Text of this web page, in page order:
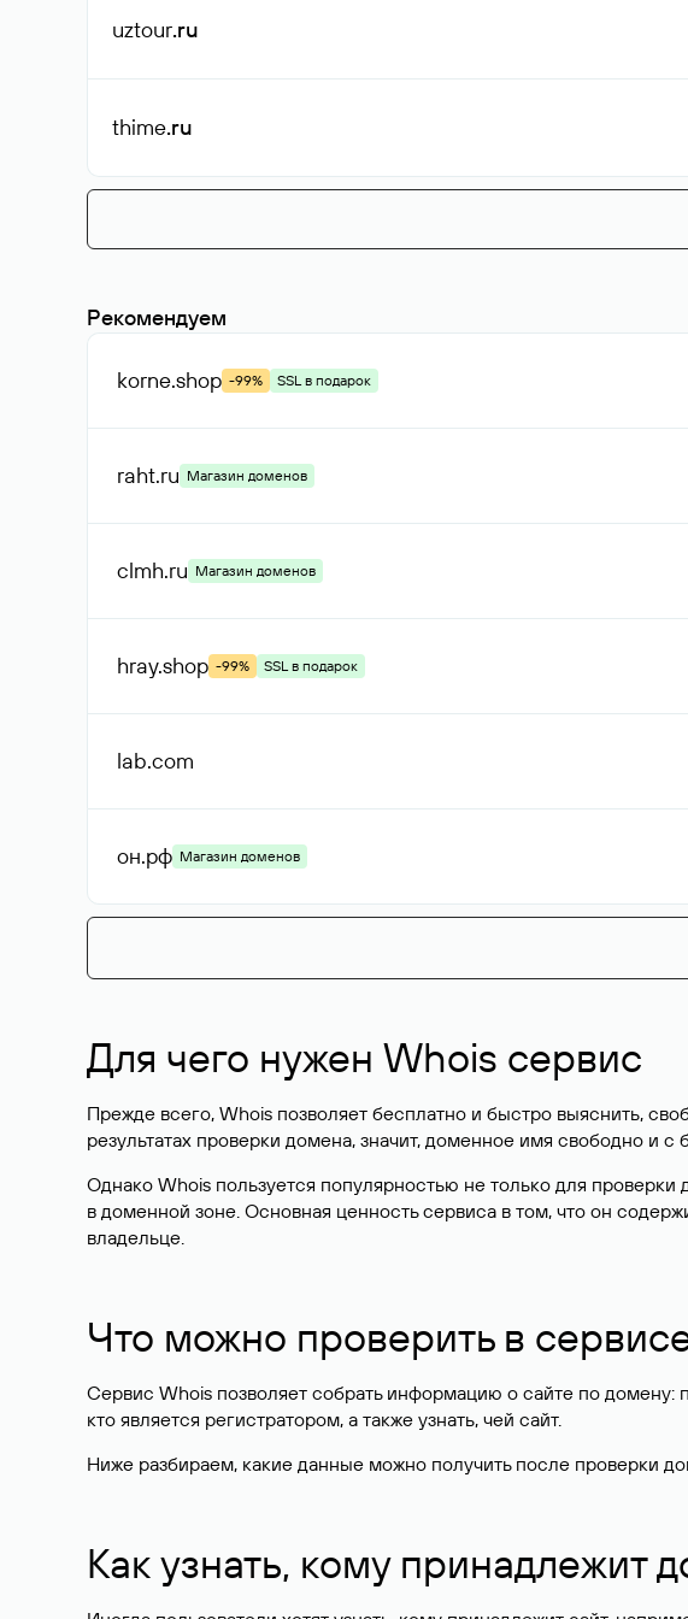
uztour.ru
thime.ru
Рекомендуем
korne.shop -99% SSL в подарок
raht.ru Магазин доменов
clmh.ru Магазин доменов
hray.shop -99% SSL в подарок
lab.com
он.рф Магазин доменов
Для чего нужен Whois сервис
Прежде всего, Whois позволяет бесплатно и быстро выяснить,
результатах проверки домена, значит, доменное имя свободно и
Однако Whois пользуется популярностью не только для
в доменной зоне. Основная ценность сервиса в том, что он
владельце.
Что можно проверить в
Сервис Whois позволяет собрать информацию о сайте по домену:
кто является регистратором, а также узнать, чей сайт.
Ниже разбираем, какие данные можно получить после проверки
Как узнать, кому принадлежит